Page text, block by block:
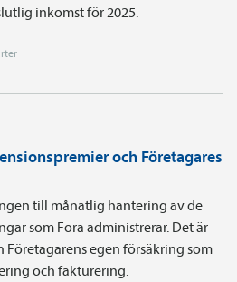
inkomst för 2025.
och Företagares
till månatlig hantering av de
som Fora administrerar. Det är
Företagarens egen försäkring som
och fakturering.